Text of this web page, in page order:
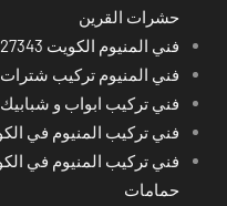
حشرات القرين
فني المنيوم الكويت 52227343
فني المنيوم تركيب شترات
فني تركيب ابواب و
فني تركيب المنيوم في
فني تركيب المنيوم في
حمامات